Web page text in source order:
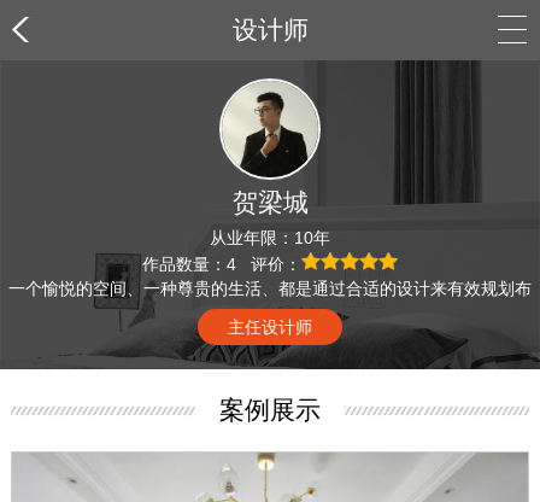
设计师
贺梁城
从业年限：10年
作品数量：4 评价：
一个愉悦的空间、一种尊贵的生活、都是通过合适的设计来有效规划布
局，创造美味家居生活。
主任设计师
案例展示